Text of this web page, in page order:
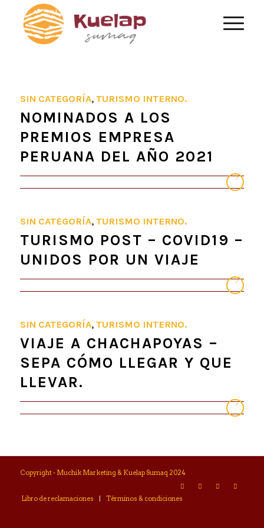
SIN CATEGORÍA, TURISMO INTERNO.
NOMINADOS A LOS
PREMIOS EMPRESA
PERUANA DEL AÑO 2021
SIN CATEGORÍA, TURISMO INTERNO.
TURISMO POST – COVID19 –
UNIDOS POR UN VIAJE
SIN CATEGORÍA, TURISMO INTERNO.
VIAJE A CHACHAPOYAS –
SEPA CÓMO LLEGAR Y QUE
LLEVAR.
Copyright - Muchik Marketing & Kuelap Sumaq 2024
Libro de reclamaciones Términos & condiciones